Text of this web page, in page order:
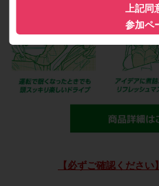
【必ずご確認ください
上記同
参加ペ